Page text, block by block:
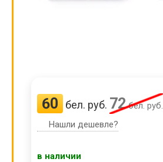
60 бел. руб. 72бел. руб.
Нашли дешевле?
в наличии